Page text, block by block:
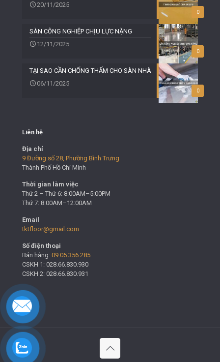
0
20/11/2025
0
SÀN CÔNG NGHIỆP CHỊU LỰC NẶNG
12/11/2025
0
TẠI SAO CẦN CHỐNG THẤM CHO SÀN NHÀ
06/11/2025
Liên hệ
Địa chỉ
9 Đường số 28, Phường Bình Trưng
Thành Phố Hồ Chí Minh
Thời gian làm việc
Thứ 2 – Thứ 6: 8:00AM–5:00PM
Thứ 7: 8:00AM–12:00AM
Email
tktfloor@gmail.com
Số điện thoại
Bán hàng: 09.05.356.285
CSKH 1: 028.66.830.930
CSKH 2: 028.66.830.931